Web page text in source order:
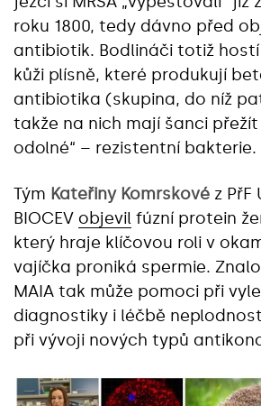
roku 1800, tedy dávno před
antibiotik. Bodlináči totiž hostí
kůži plísně, které produkují
antibiotika (skupina, do níž
takže na nich mají šanci
odolné“ – rezistentní bakterie.
Tým Kateřiny Komrskové z PřF
BIOCEV objevil fúzní protein
který hraje klíčovou roli v
vajíčka proniká spermie.
MAIA tak může pomoci při
diagnostiky i léčbě
při vývoji nových typů